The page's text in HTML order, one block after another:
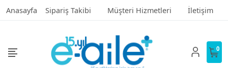
Anasayfa Sipariş Takibi Müşteri Hizmetleri İletişim
0